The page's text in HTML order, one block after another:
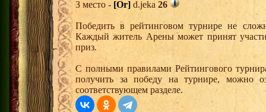
3 место - [Or] d.jeka 26
Победить в рейтинговом турнире не
Каждый житель Арены может принят
приз.
С полными правилами Рейтингового
получить за победу на турнире, можно
соответствующем разделе.